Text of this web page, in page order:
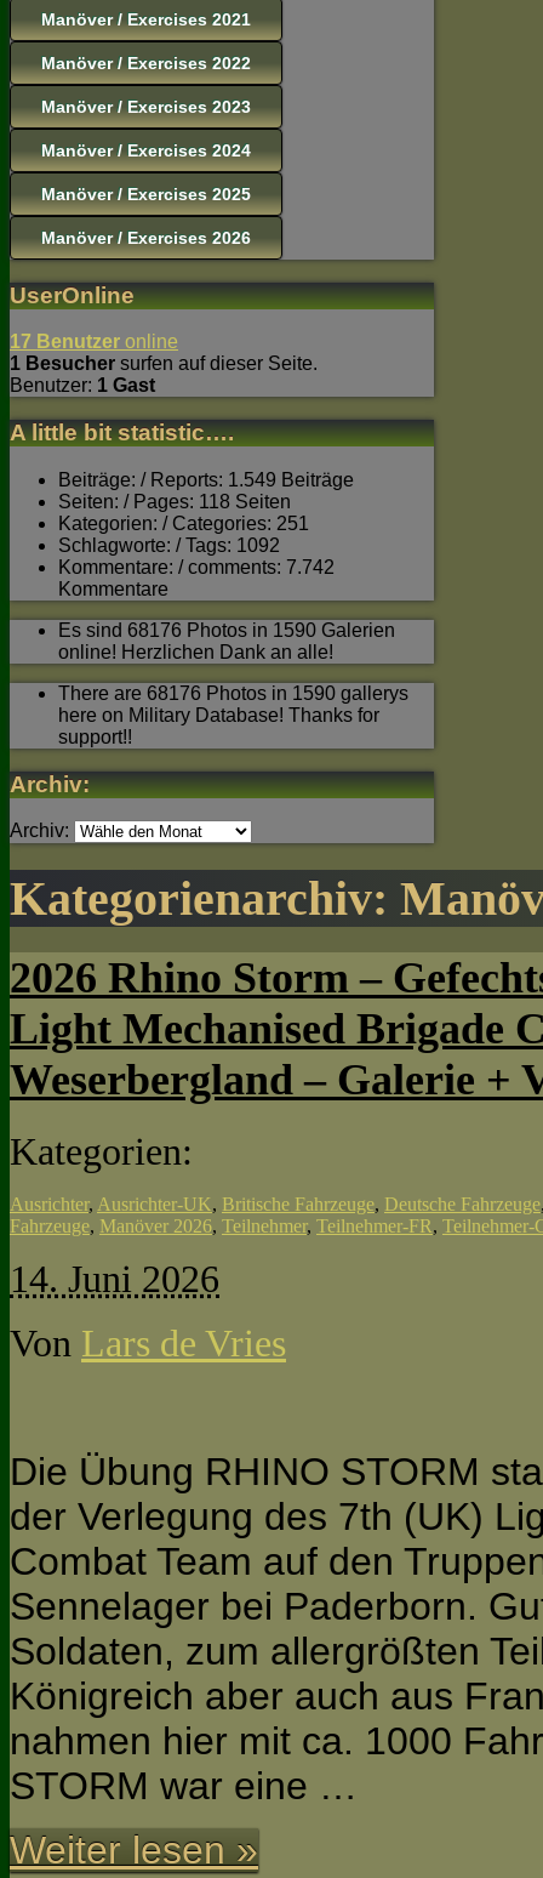
Manöver / Exercises 2021
Manöver / Exercises 2022
Manöver / Exercises 2023
Manöver / Exercises 2024
Manöver / Exercises 2025
Manöver / Exercises 2026
UserOnline
17 Benutzer online
1 Besucher surfen auf dieser Seite.
Benutzer: 1 Gast
A little bit statistic….
Beiträge: / Reports: 1.549 Beiträge
Seiten: / Pages: 118 Seiten
Kategorien: / Categories: 251
Schlagworte: / Tags: 1092
Kommentare: / comments: 7.742
Kommentare
Es sind 68176 Photos in 1590 Galerien
online! Herzlichen Dank an alle!
There are 68176 Photos in 1590 gallerys
here on Military Database! Thanks for
support!!
Archiv:
Archiv:
Kategorienarchiv:
2026 Rhino Storm –
Light Mechanised Brigade
Weserbergland – Galerie +
Kategorien:
Ausrichter, Ausrichter-UK, Britische Fahrzeuge, Deutsche Fahrzeuge
Fahrzeuge, Manöver 2026, Teilnehmer, Teilnehmer-FR, Teilnehmer-
14. Juni 2026
Von Lars de Vries
Die Übung RHINO STORM
der Verlegung des 7th (UK)
Combat Team auf den
Sennelager bei Paderborn.
Soldaten, zum allergrößten
Königreich aber auch aus
nahmen hier mit ca. 1000
STORM war eine …
Weiter lesen »